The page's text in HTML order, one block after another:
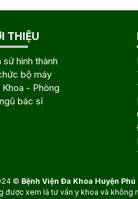
THIỆU
sử hình thành
bộ máy
- Phòng
bác sĩ
© Bệnh Viện Đa Khoa Huyện Phú
xem là tư vấn y khoa và